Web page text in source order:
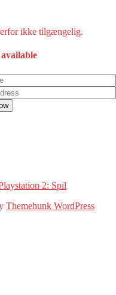
ikke tilgængelig.
2: Spil
Themehunk WordPress